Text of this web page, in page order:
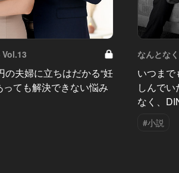
Vol.13
の夫婦に立ちはだかる“妊
っても解決できない悩み
なんとな
いつま
しんで
なく、
#小説